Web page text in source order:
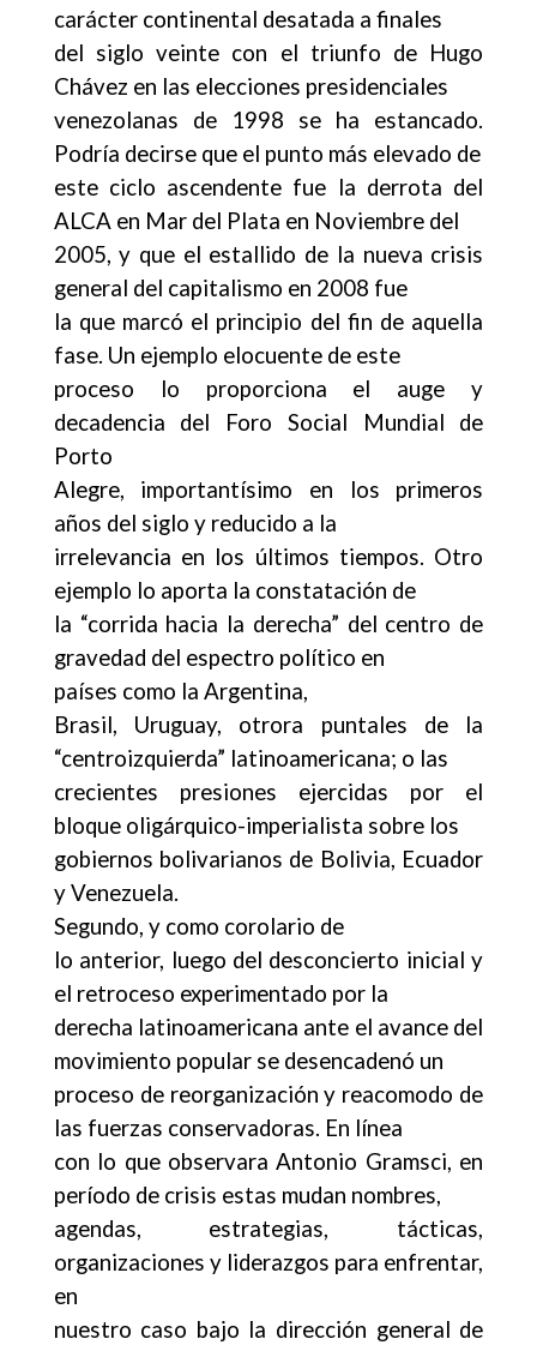
carácter continental desatada a finales
del siglo veinte con el triunfo de Hugo
Chávez en las elecciones presidenciales
venezolanas de 1998 se ha estancado.
Podría decirse que el punto más elevado de
este ciclo ascendente fue la derrota del
ALCA en Mar del Plata en Noviembre del
2005, y que el estallido de la nueva crisis
general del capitalismo en 2008 fue
la que marcó el principio del fin de aquella
fase. Un ejemplo elocuente de este
proceso lo proporciona el auge y
decadencia del Foro Social Mundial de
Porto
Alegre, importantísimo en los primeros
años del siglo y reducido a la
irrelevancia en los últimos tiempos. Otro
ejemplo lo aporta la constatación de
la “corrida hacia la derecha” del centro de
gravedad del espectro político en
países como la Argentina,
Brasil, Uruguay, otrora puntales de la
“centroizquierda” latinoamericana; o las
crecientes presiones ejercidas por el
bloque oligárquico-imperialista sobre los
gobiernos bolivarianos de Bolivia, Ecuador
y Venezuela.
Segundo, y como corolario de
lo anterior, luego del desconcierto inicial y
el retroceso experimentado por la
derecha latinoamericana ante el avance del
movimiento popular se desencadenó un
proceso de reorganización y reacomodo de
las fuerzas conservadoras. En línea
con lo que observara Antonio Gramsci, en
período de crisis estas mudan nombres,
agendas, estrategias, tácticas,
organizaciones y liderazgos para enfrentar,
en
nuestro caso bajo la dirección general de